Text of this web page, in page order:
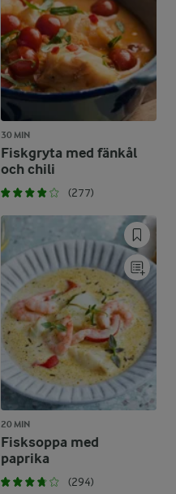
30 MIN
Fiskgryta med fänkål
och chili
(277)
20 MIN
Fisksoppa med
paprika
(294)